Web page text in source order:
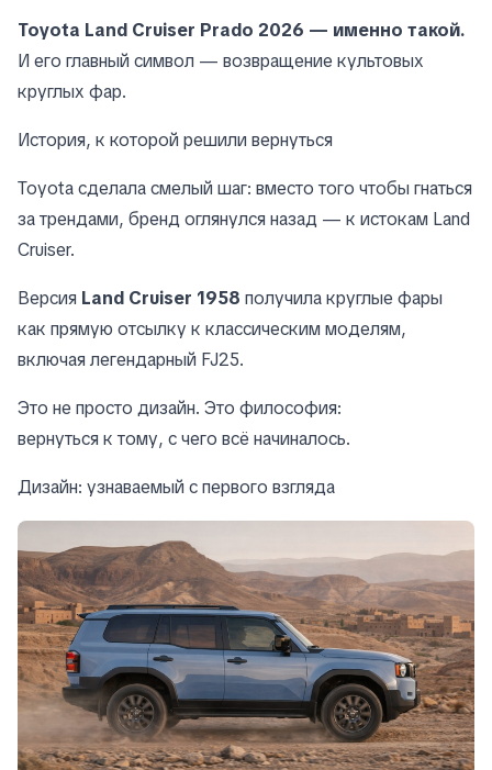
Toyota Land Cruiser Prado 2026 — именно такой.
И его главный символ — возвращение культовых
круглых фар.
История, к которой решили вернуться
Toyota сделала смелый шаг: вместо того чтобы гнаться
за трендами, бренд оглянулся назад — к истокам Land
Cruiser.
Версия Land Cruiser 1958 получила круглые фары
как прямую отсылку к классическим моделям,
включая легендарный FJ25.
Это не просто дизайн. Это философия:
вернуться к тому, с чего всё начиналось.
Дизайн: узнаваемый с первого взгляда